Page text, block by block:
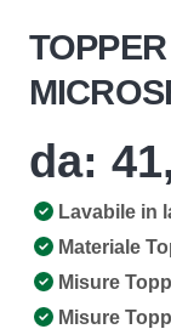
da:
Lavabile in
Materiale
Misure
Misure